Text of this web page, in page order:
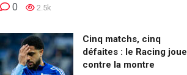
0 2.5k
Cinq matchs, cinq
défaites : le Racing joue
contre la montre